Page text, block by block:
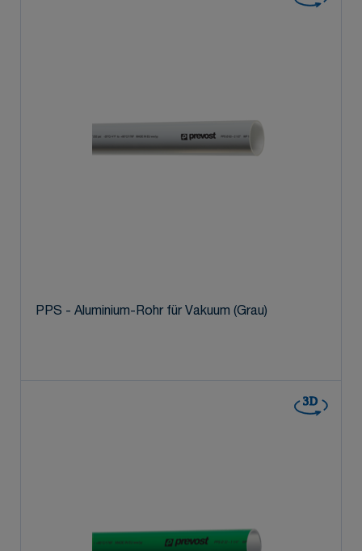
PPS - Aluminium-Rohr für Vakuum (Grau)
3D